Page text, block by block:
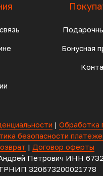
Бонусная
| Обработка
безопасности
| Договор оферты
Петрович ИНН
320673200021778